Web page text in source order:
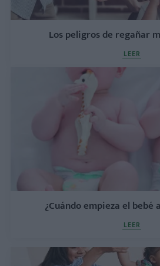
Los peligros de regañar
LEER
¿Cuándo empieza el bebé
LEER